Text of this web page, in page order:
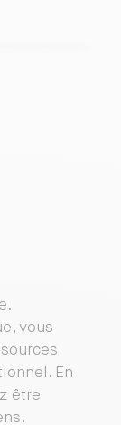
vous
En
être